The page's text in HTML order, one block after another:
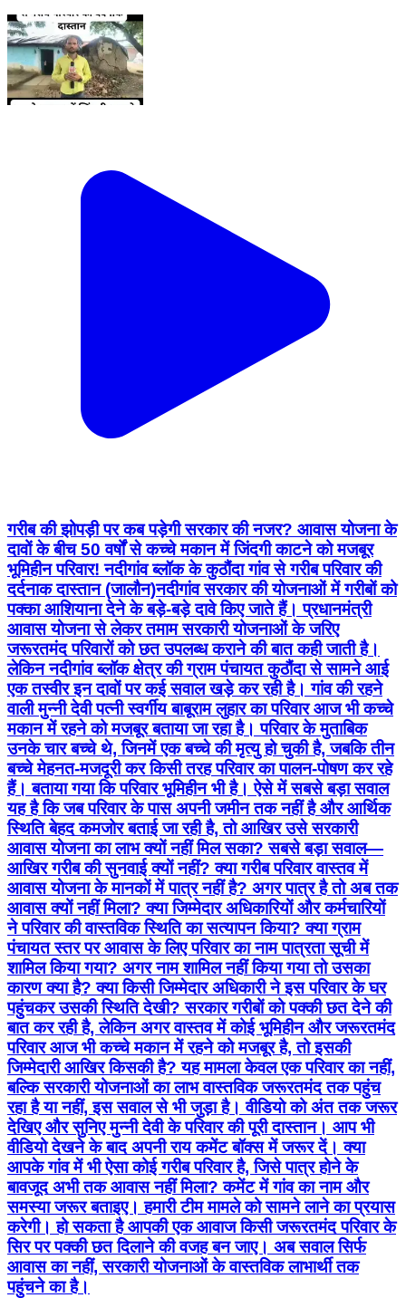
गरीब की झोपड़ी पर कब पड़ेगी सरकार की नजर? आवास योजना के
दावों के बीच 50 वर्षों से कच्चे मकान में जिंदगी काटने को मजबूर
भूमिहीन परिवार! नदीगांव ब्लॉक के कुठौंदा गांव से गरीब परिवार की
दर्दनाक दास्तान (जालौन)नदीगांव सरकार की योजनाओं में गरीबों को
पक्का आशियाना देने के बड़े-बड़े दावे किए जाते हैं। प्रधानमंत्री
आवास योजना से लेकर तमाम सरकारी योजनाओं के जरिए
जरूरतमंद परिवारों को छत उपलब्ध कराने की बात कही जाती है।
लेकिन नदीगांव ब्लॉक क्षेत्र की ग्राम पंचायत कुठौंदा से सामने आई
एक तस्वीर इन दावों पर कई सवाल खड़े कर रही है। गांव की रहने
वाली मुन्नी देवी पत्नी स्वर्गीय बाबूराम लुहार का परिवार आज भी कच्चे
मकान में रहने को मजबूर बताया जा रहा है। परिवार के मुताबिक
उनके चार बच्चे थे, जिनमें एक बच्चे की मृत्यु हो चुकी है, जबकि तीन
बच्चे मेहनत-मजदूरी कर किसी तरह परिवार का पालन-पोषण कर रहे
हैं। बताया गया कि परिवार भूमिहीन भी है। ऐसे में सबसे बड़ा सवाल
यह है कि जब परिवार के पास अपनी जमीन तक नहीं है और आर्थिक
स्थिति बेहद कमजोर बताई जा रही है, तो आखिर उसे सरकारी
आवास योजना का लाभ क्यों नहीं मिल सका? सबसे बड़ा सवाल—
आखिर गरीब की सुनवाई क्यों नहीं? क्या गरीब परिवार वास्तव में
आवास योजना के मानकों में पात्र नहीं है? अगर पात्र है तो अब तक
आवास क्यों नहीं मिला? क्या जिम्मेदार अधिकारियों और कर्मचारियों
ने परिवार की वास्तविक स्थिति का सत्यापन किया? क्या ग्राम
पंचायत स्तर पर आवास के लिए परिवार का नाम पात्रता सूची में
शामिल किया गया? अगर नाम शामिल नहीं किया गया तो उसका
कारण क्या है? क्या किसी जिम्मेदार अधिकारी ने इस परिवार के घर
पहुंचकर उसकी स्थिति देखी? सरकार गरीबों को पक्की छत देने की
बात कर रही है, लेकिन अगर वास्तव में कोई भूमिहीन और जरूरतमंद
परिवार आज भी कच्चे मकान में रहने को मजबूर है, तो इसकी
जिम्मेदारी आखिर किसकी है? यह मामला केवल एक परिवार का नहीं,
बल्कि सरकारी योजनाओं का लाभ वास्तविक जरूरतमंद तक पहुंच
रहा है या नहीं, इस सवाल से भी जुड़ा है। वीडियो को अंत तक जरूर
देखिए और सुनिए मुन्नी देवी के परिवार की पूरी दास्तान। आप भी
वीडियो देखने के बाद अपनी राय कमेंट बॉक्स में जरूर दें। क्या
आपके गांव में भी ऐसा कोई गरीब परिवार है, जिसे पात्र होने के
बावजूद अभी तक आवास नहीं मिला? कमेंट में गांव का नाम और
समस्या जरूर बताइए। हमारी टीम मामले को सामने लाने का प्रयास
करेगी। हो सकता है आपकी एक आवाज किसी जरूरतमंद परिवार के
सिर पर पक्की छत दिलाने की वजह बन जाए। अब सवाल सिर्फ
आवास का नहीं, सरकारी योजनाओं के वास्तविक लाभार्थी तक
पहुंचने का है।